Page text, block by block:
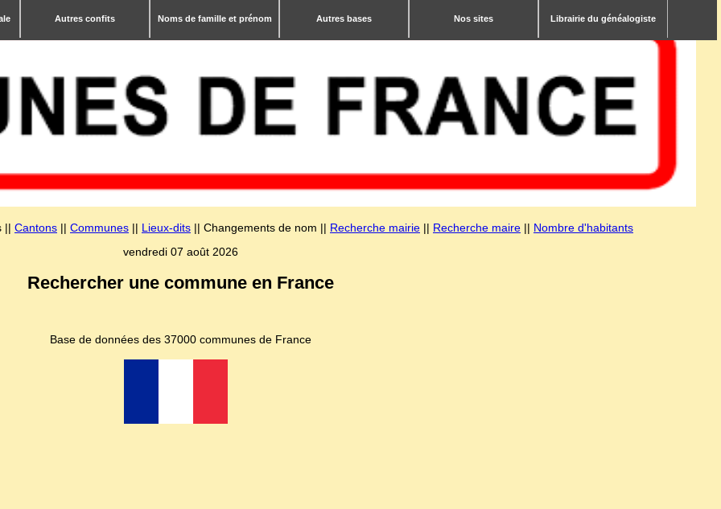
Autres confits Noms de famille et prénom Autres bases Nos sites Librairie du généalogiste
|| Cantons || Communes || Lieux-dits || Changements de nom || Recherche mairie || Recherche maire || Nombre d'habitants
vendredi 07 août 2026
Rechercher une commune en France
Base de données des 37000 communes de France